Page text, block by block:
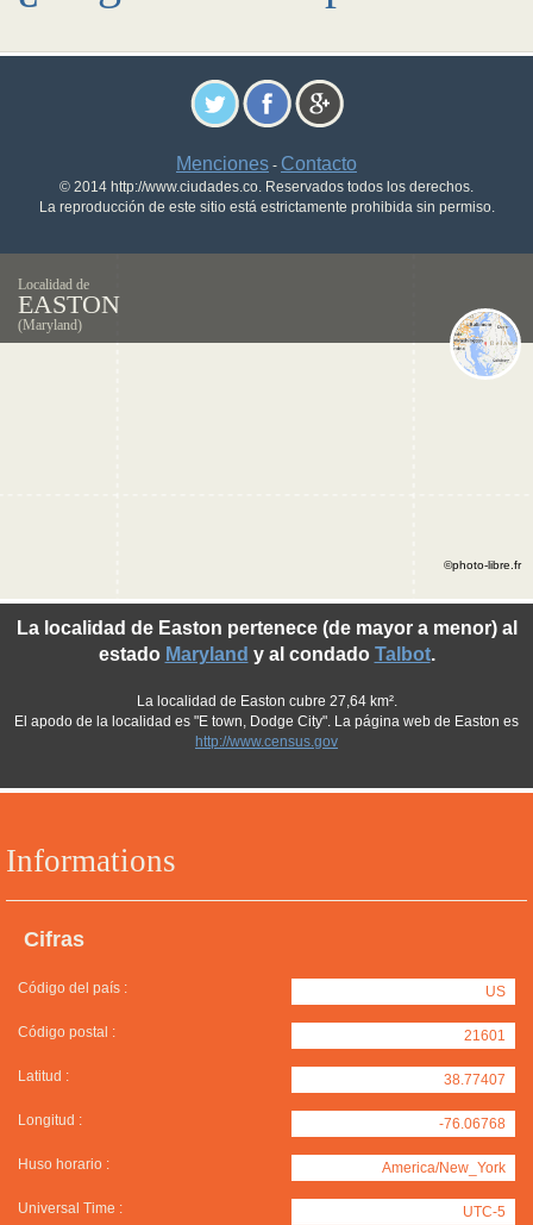
Menciones - Contacto
© 2014 http://www.ciudades.co. Reservados todos los derechos.
La reproducción de este sitio está estrictamente prohibida sin permiso.
Localidad de
EASTON
(Maryland)
Informations
Cifras
Código del país : US
Código postal : 21601
Latitud : 38.77407
Longitud : -76.06768
Huso horario : America/New_York
Universal Time : UTC-5
La localidad de Easton pertenece (de mayor a menor) al
estado Maryland y al condado Talbot.
La localidad de Easton cubre 27,64 km².
El apodo de la localidad es "E town, Dodge City". La página web de Easton es
http://www.census.gov
©photo-libre.fr